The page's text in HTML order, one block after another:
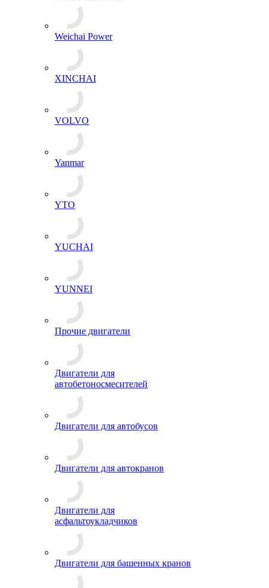
Weichai Power
XINCHAI
VOLVO
Yanmar
YTO
YUCHAI
YUNNEI
Прочие двигатели
Двигатели для
автобетоносмесителей
Двигатели для автобусов
Двигатели для автокранов
Двигатели для
асфальтоукладчиков
Двигатели для башенных кранов